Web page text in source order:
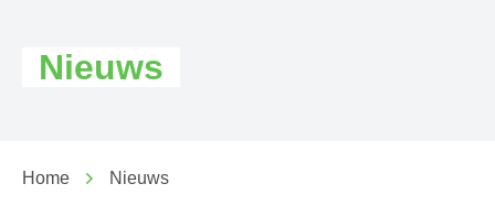
Nieuws
Home Nieuws